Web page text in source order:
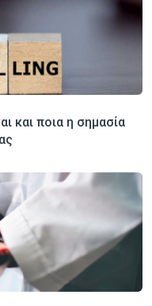
και ποια η σημασία